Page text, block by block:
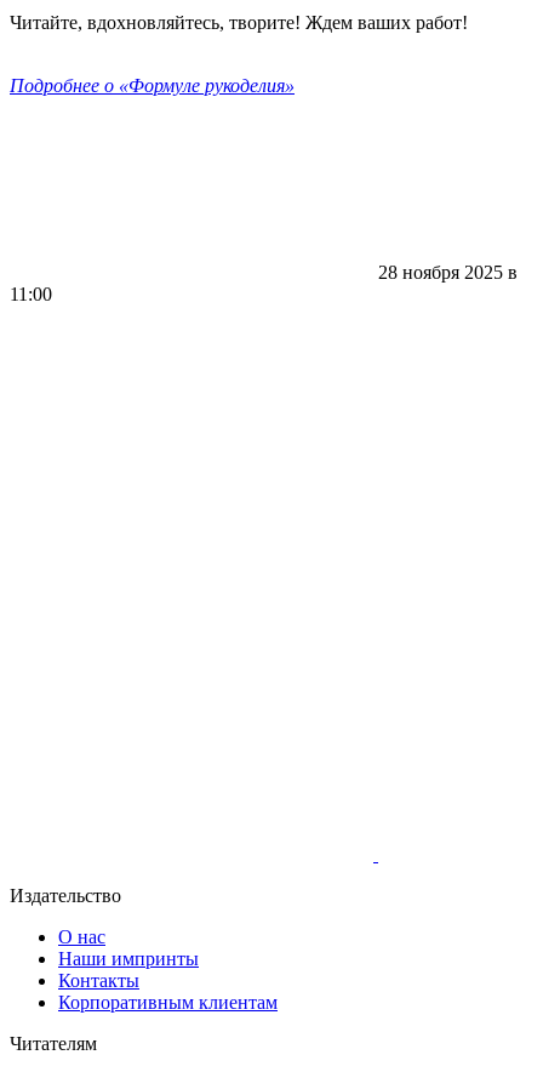
Читайте, вдохновляйтесь, творите! Ждем ваших работ!
Подробнее о «Формуле рукоделия»
28 ноября 2025 в
11:00
Издательство
О нас
Наши импринты
Контакты
Корпоративным клиентам
Читателям